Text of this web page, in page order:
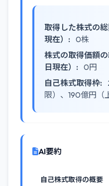
取得した株式の
現在）: 0株
株式の取得価額
日現在）: 0円
自己株式取得枠:
限）、190億円（
AI要約
自己株式取得の概要